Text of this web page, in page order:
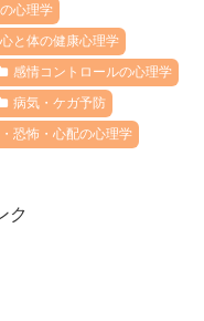
心理学
心と体の健康心理学
感情コントロールの心理学
病気・ケガ予防
恐怖・心配の心理学
ク